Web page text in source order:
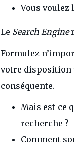
Vous voulez
Le Search Engine
Formulez
votre disposition
conséquente.
Mais est-ce
recherche ?
Comment